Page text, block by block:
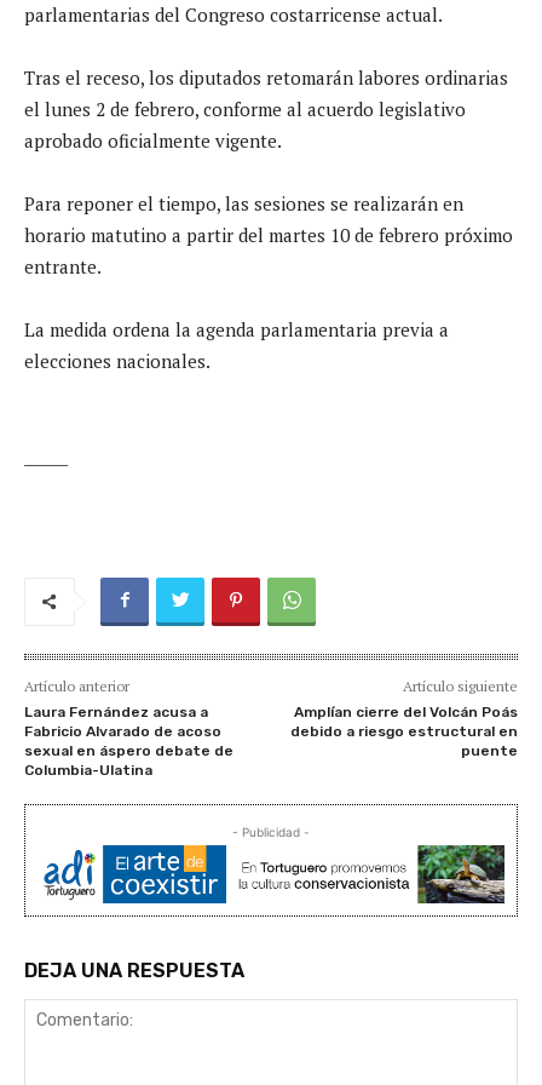
parlamentarias del Congreso costarricense actual.
Tras el receso, los diputados retomarán labores ordinarias
el lunes 2 de febrero, conforme al acuerdo legislativo
aprobado oficialmente vigente.
Para reponer el tiempo, las sesiones se realizarán en
horario matutino a partir del martes 10 de febrero próximo
entrante.
La medida ordena la agenda parlamentaria previa a
elecciones nacionales.
Artículo anterior
Laura Fernández acusa a
Fabricio Alvarado de acoso
sexual en áspero debate de
Columbia-Ulatina
Artículo siguiente
Amplían cierre del Volcán Poás
debido a riesgo estructural en
puente
- Publicidad -
DEJA UNA RESPUESTA